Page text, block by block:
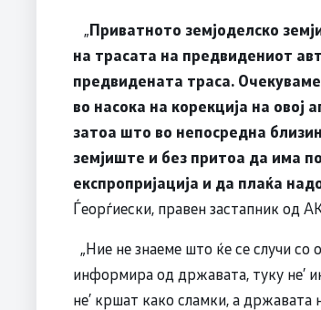
„Приватното земјоделско
на трасата на предвидениот
предвидената траса.
во насока на корекција на
затоа што во непосредна
земјиште и без притоа да има
експропријација и да плаќа
Ѓеорѓиески, правен застапник од
„Ние не знаеме што ќе се случи со
информира од државата, туку не’
не’ кршат како сламки, а државата